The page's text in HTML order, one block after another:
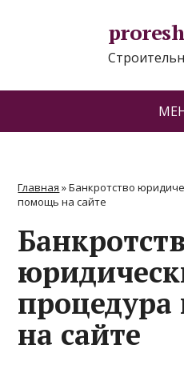
Главная »Банкротство
помощь на сайте
на сайте